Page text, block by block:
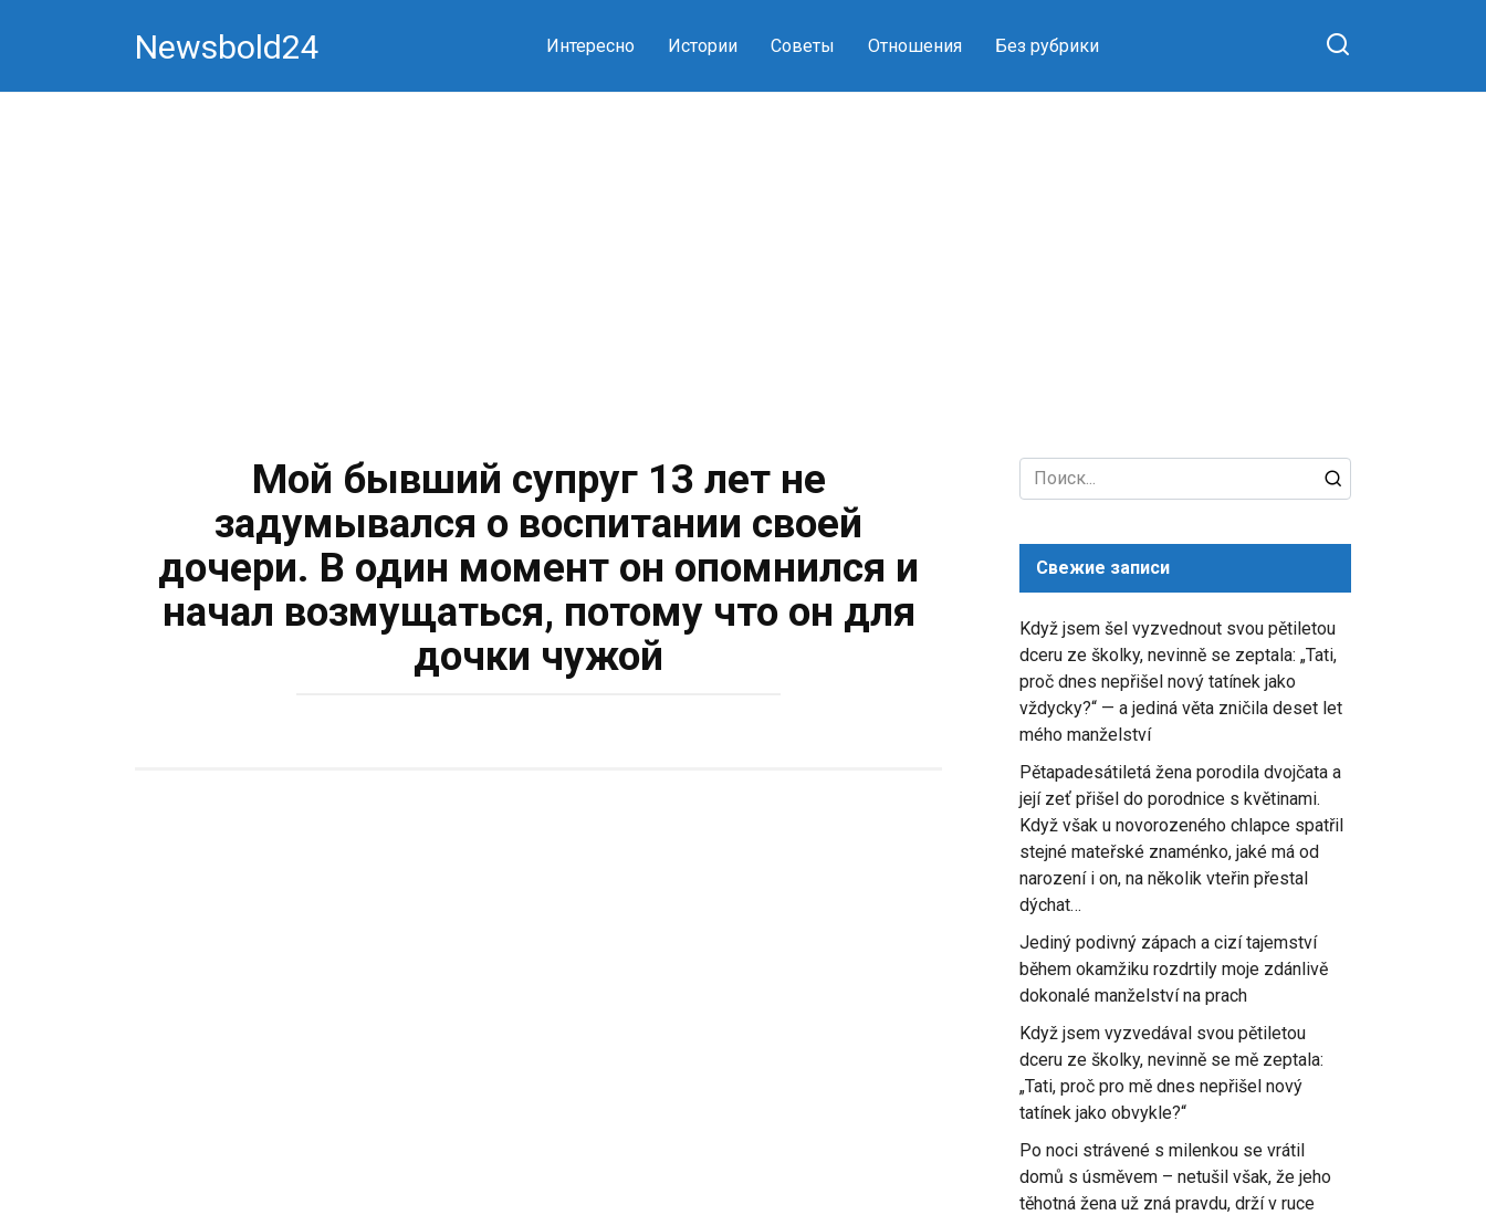
Newsbold24 Интересно Истории Советы Отношения Без рубрики
Мой бывший супруг 13 лет не
задумывался о воспитании своей
дочери. В один момент он опомнился и
начал возмущаться, потому что он для
дочки чужой
Search
for:
Свежие записи
Když jsem šel vyzvednout svou pětiletou
dceru ze školky, nevinně se zeptala: „Tati,
proč dnes nepřišel nový tatínek jako
vždycky?“ — a jediná věta zničila deset let
mého manželství
Pětapadesátiletá žena porodila dvojčata a
její zeť přišel do porodnice s květinami.
Když však u novorozeného chlapce spatřil
stejné mateřské znaménko, jaké má od
narození i on, na několik vteřin přestal
dýchat…
Jediný podivný zápach a cizí tajemství
během okamžiku rozdrtily moje zdánlivě
dokonalé manželství na prach
Když jsem vyzvedával svou pětiletou
dceru ze školky, nevinně se mě zeptala:
„Tati, proč pro mě dnes nepřišel nový
tatínek jako obvykle?“
Po noci strávené s milenkou se vrátil
domů s úsměvem – netušil však, že jeho
těhotná žena už zná pravdu, drží v ruce